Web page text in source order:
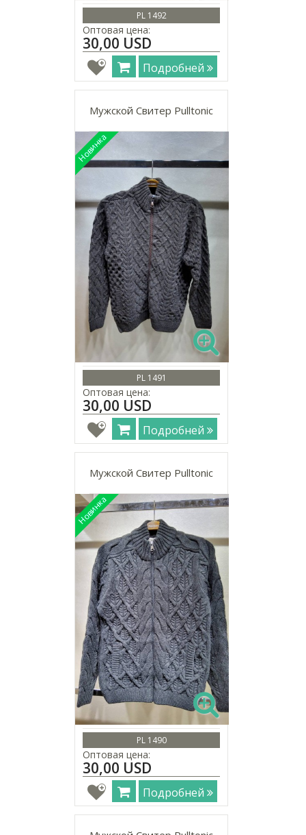
PL 1492
Оптовая цена:
30,00 USD
Подробней
Мужской Свитер Pulltonic
PL 1491
Оптовая цена:
30,00 USD
Подробней
Мужской Свитер Pulltonic
PL 1490
Оптовая цена:
30,00 USD
Подробней